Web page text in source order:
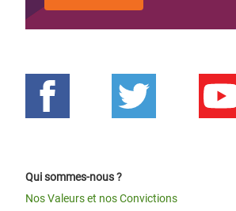
Qui sommes-nous ?
Nos Valeurs et nos Convictions